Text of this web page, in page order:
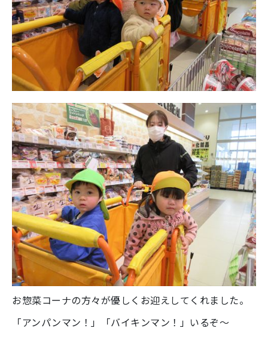
お惣菜コーナの方々が優しくお迎えしてくれました。
「アンパンマン！」「バイキンマン！」いるぞ～